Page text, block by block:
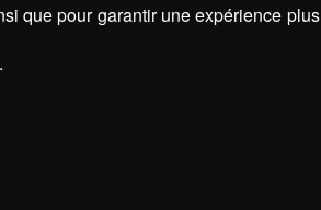
que pour garantir une expérience plus